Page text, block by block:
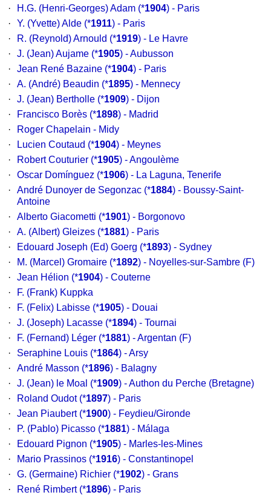
·
H.G. (Henri-Georges) Adam (*1904) - Paris
·
Y. (Yvette) Alde (*1911) - Paris
·
R. (Reynold) Arnould (*1919) - Le Havre
·
J. (Jean) Aujame (*1905) - Aubusson
·
Jean René Bazaine (*1904) - Paris
·
A. (André) Beaudin (*1895) - Mennecy
·
J. (Jean) Bertholle (*1909) - Dijon
·
Francisco Borès (*1898) - Madrid
·
Roger Chapelain - Midy
·
Lucien Coutaud (*1904) - Meynes
·
Robert Couturier (*1905) - Angoulème
·
Oscar Domínguez (*1906) - La Laguna, Tenerife
·
André Dunoyer de Segonzac (*1884) - Boussy-Saint-
Antoine
·
Alberto Giacometti (*1901) - Borgonovo
·
A. (Albert) Gleizes (*1881) - Paris
·
Edouard Joseph (Ed) Goerg (*1893) - Sydney
·
M. (Marcel) Gromaire (*1892) - Noyelles-sur-Sambre (F)
·
Jean Hélion (*1904) - Couterne
·
F. (Frank) Kuppka
·
F. (Felix) Labisse (*1905) - Douai
·
J. (Joseph) Lacasse (*1894) - Tournai
·
F. (Fernand) Léger (*1881) - Argentan (F)
·
Seraphine Louis (*1864) - Arsy
·
André Masson (*1896) - Balagny
·
J. (Jean) le Moal (*1909) - Authon du Perche (Bretagne)
·
Roland Oudot (*1897) - Paris
·
Jean Piaubert (*1900) - Feydieu/Gironde
·
P. (Pablo) Picasso (*1881) - Málaga
·
Edouard Pignon (*1905) - Marles-les-Mines
·
Mario Prassinos (*1916) - Constantinopel
·
G. (Germaine) Richier (*1902) - Grans
·
René Rimbert (*1896) - Paris